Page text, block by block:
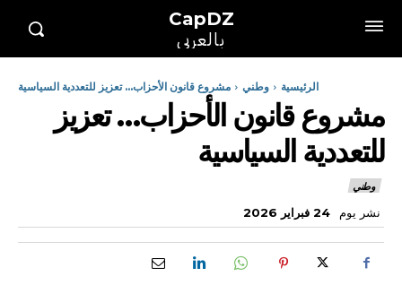
CapDZ
بالعربي
الرئيسية وطني مشروع قانون الأحزاب... تعزيز للتعددية السياسية
مشروع قانون الأحزاب… تعزيز
للتعددية السياسية
وطني
نشر يوم 24 فبراير 2026